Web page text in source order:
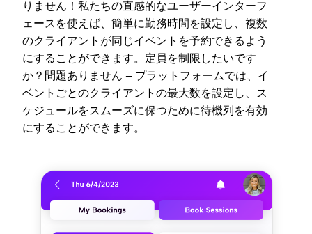
りません！私たちの直感的なユーザーインターフ
ェースを使えば、簡単に勤務時間を設定し、複数
のクライアントが同じイベントを予約できるよう
にすることができます。定員を制限したいです
か？問題ありません – プラットフォームでは、イ
ベントごとのクライアントの最大数を設定し、ス
ケジュールをスムーズに保つために待機列を有効
にすることができます。